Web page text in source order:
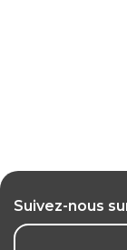
Suivez-nous